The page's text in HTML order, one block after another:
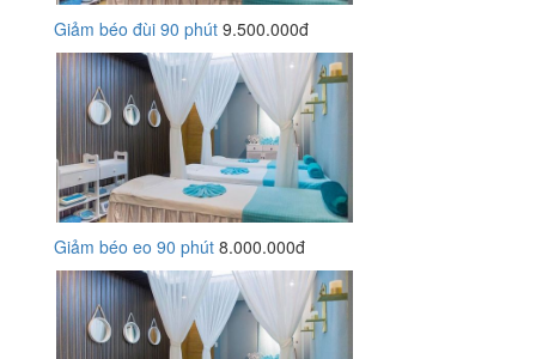
Giảm béo đùi 90 phút 9.500.000đ
Giảm béo eo 90 phút 8.000.000đ